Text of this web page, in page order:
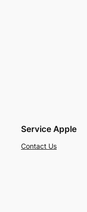
Service Apple
Contact Us